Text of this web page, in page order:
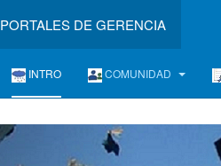
PORTALES DE GERENCIA
INTRO COMUNIDAD